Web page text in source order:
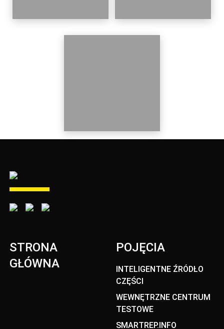
STRONA
GŁÓWNA
POJĘCIA
INTELIGENTNE ŹRÓDŁO
CZĘŚCI
WEWNĘTRZNE CENTRUM
TESTOWE
SMARTREP.INFO